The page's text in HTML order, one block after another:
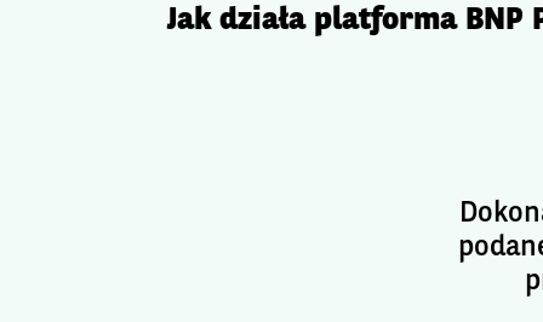
Jak działa platforma